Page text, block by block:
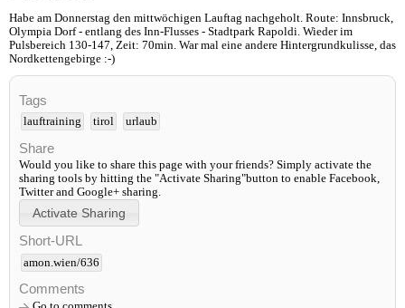
Habe am Donnerstag den mittwöchigen Lauftag nachgeholt. Route: Innsbruck,
Olympia Dorf - entlang des Inn-Flusses - Stadtpark Rapoldi. Wieder im
Pulsbereich 130-147, Zeit: 70min. War mal eine andere Hintergrundkulisse, das
Nordkettengebirge :-)
Tags
lauftraining tirol urlaub
Share
Would you like to share this page with your friends? Simply activate the
sharing tools by hitting the "Activate Sharing"button to enable Facebook,
Twitter and Google+ sharing.
Short-URL
amon.wien/636
Comments